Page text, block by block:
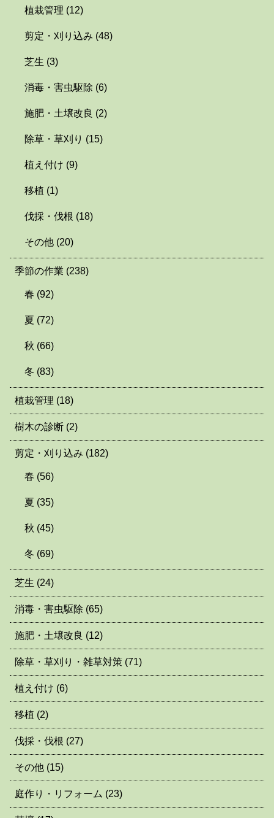
植栽管理 (12)
剪定・刈り込み (48)
芝生 (3)
消毒・害虫駆除 (6)
施肥・土壌改良 (2)
除草・草刈り (15)
植え付け (9)
移植 (1)
伐採・伐根 (18)
その他 (20)
季節の作業 (238)
春 (92)
夏 (72)
秋 (66)
冬 (83)
植栽管理 (18)
樹木の診断 (2)
剪定・刈り込み (182)
春 (56)
夏 (35)
秋 (45)
冬 (69)
芝生 (24)
消毒・害虫駆除 (65)
施肥・土壌改良 (12)
除草・草刈り・雑草対策 (71)
植え付け (6)
移植 (2)
伐採・伐根 (27)
その他 (15)
庭作り・リフォーム (23)